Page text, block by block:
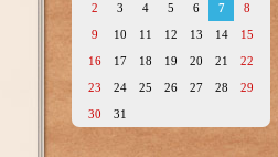
2
3 4 5 6 7
8
9
10 11 12 13 14
15
16
17 18 19 20 21
22
23
24 25 26 27 28
29
30
31